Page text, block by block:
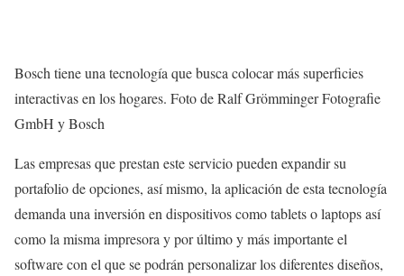
Bosch tiene una tecnología que busca colocar más superficies
interactivas en los hogares. Foto de Ralf Grömminger Fotografie
GmbH y Bosch
Las empresas que prestan este servicio pueden expandir su
portafolio de opciones, así mismo, la aplicación de esta tecnología
demanda una inversión en dispositivos como tablets o laptops así
como la misma impresora y por último y más importante el
software con el que se podrán personalizar los diferentes diseños,